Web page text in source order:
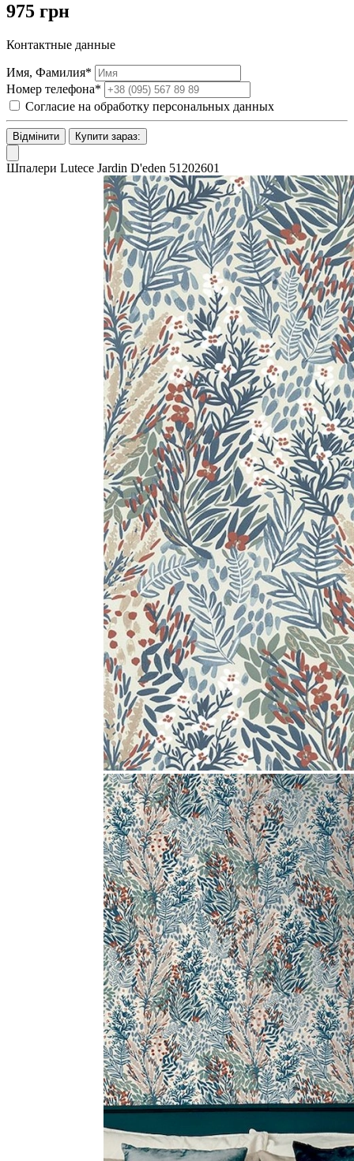
975 грн
Контактные данные
Имя, Фамилия*
Номер телефона*
Согласие на обработку персональных данных
Відмінити Купити зараз:
Шпалери Lutece Jardin D'eden 51202601